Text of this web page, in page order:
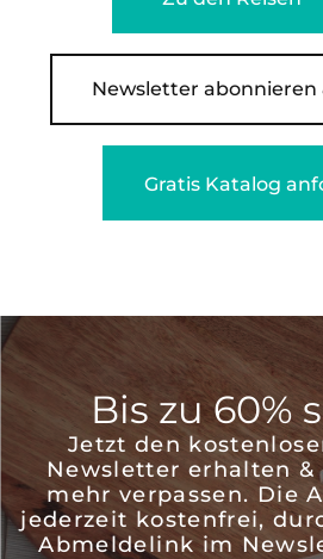
Newsletter abonnieren
Gratis Katalog
Bis zu 60%
Jetzt den
Newsletter erhalten
mehr verpassen. Die
jederzeit kostenfrei,
Abmeldelink im